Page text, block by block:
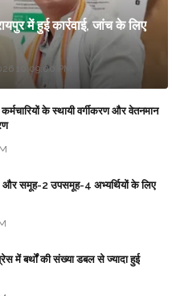
में हुई कार्रवाई, जांच के लिए
10:09:00 PM
के स्थायी वर्गीकरण और वेतनमान
समूह-2 उपसमूह-4 अभ्यर्थियों के लिए
में बर्थों की संख्या डबल से ज्यादा हुई